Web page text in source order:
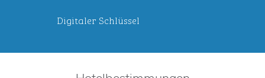
Digitaler Schlüssel